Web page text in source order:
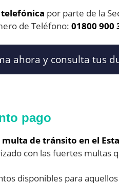
por parte de la
de Teléfono: 01800 900
ahora y consulta tus
pago
multa de tránsito en el
con las fuertes multas
disponibles para